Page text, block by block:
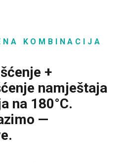
KOMBINACIJA
+
namještaja
na 180°C.
—